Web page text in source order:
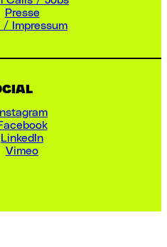
Presse
/ Impressum
Instagram
LinkedIn
Vimeo